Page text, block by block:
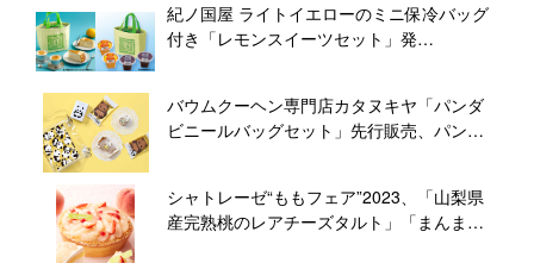
紀ノ国屋 ライトイエローのミニ保冷バッグ
付き「レモンスイーツセット」発
バウムクーヘン専門店カタヌキヤ「パンダ
ビニールバッグセット」先行販売、パンダ
シャトレーゼ“ももフェア”2023、「山梨県
産完熟桃のレアチーズタルト」「まんまる